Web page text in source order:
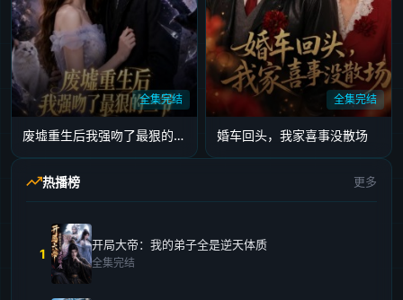
全集完结
废墟重生后我强吻了最狠的三爷
全集完结
婚车回头，我家喜事没散场
热播榜 更多
1
开局大帝：我的弟子全是逆天体质
全集完结